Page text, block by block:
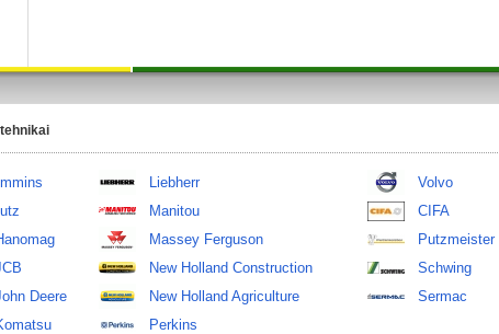
Deere
Liebherr
Manitou
Massey Ferguson
New Holland Construction
New Holland Agriculture
Perkins
Volvo
CIFA
Putzmeister
Schwing
Sermac